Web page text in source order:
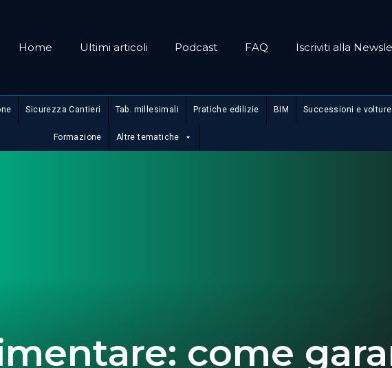
Home Ultimi articoli Podcast FAQ Iscriviti alla
Sicurezza Cantieri Tab. millesimali Pratiche edilizie BIM Successioni e volture
Formazione Altre tematiche
come